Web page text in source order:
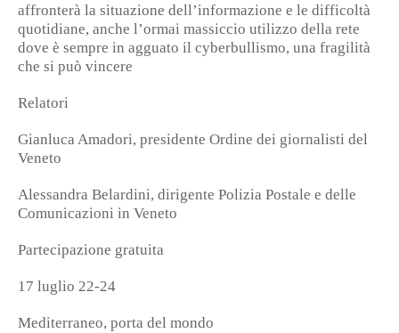
affronterà la situazione dell’informazione e le difficoltà
quotidiane, anche l’ormai massiccio utilizzo della rete
dove è sempre in agguato il cyberbullismo, una fragilità
che si può vincere
Relatori
Gianluca Amadori, presidente Ordine dei giornalisti del
Veneto
Alessandra Belardini, dirigente Polizia Postale e delle
Comunicazioni in Veneto
Partecipazione gratuita
17 luglio 22-24
Mediterraneo, porta del mondo